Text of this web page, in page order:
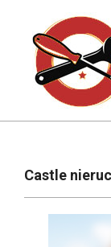
content
Navigation
Castle